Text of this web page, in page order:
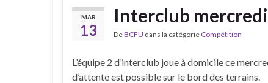
MAR
13
Interclub
DeBCFU dans la catégorie Compétition
L’équipe 2 d’interclub joue à domicile ce
d’attente est possible sur le bord des terrains.